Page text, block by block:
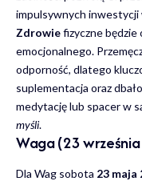
impulsywnych inwestycji
Zdrowiefizyczne
emocjonalnego.
odporność, dlatego
suplementacja oraz
medytację lub spacer w
myśli.
Waga (23
Dla Wag sobota 23 maja